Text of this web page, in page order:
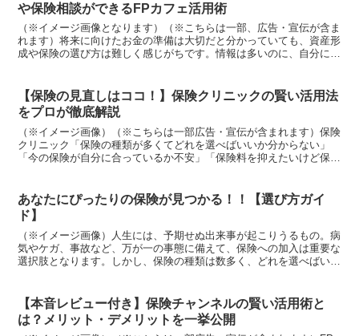
や保険相談ができるFPカフェ活用術
（※イメージ画像となります）（※こちらは一部、広告・宣伝が含ま
れます）将来に向けたお金の準備は大切だと分かっていても、資産形
成や保険の選び方は難しく感じがちです。情報は多いのに、自分に合
【保険の見直しはココ！】保険クリニックの賢い活用法
をプロが徹底解説
（※イメージ画像）（※こちらは一部広告・宣伝が含まれます）保険
クリニック「保険の種類が多くてどれを選べばいいか分からない」
「今の保険が自分に合っているか不安」「保険料を抑えたいけど保障
あなたにぴったりの保険が見つかる！！【選び方ガイ
ド】
（※イメージ画像）人生には、予期せぬ出来事が起こりうるもの。病
気やケガ、事故など、万が一の事態に備えて、保険への加入は重要な
選択肢となります。しかし、保険の種類は数多く、どれを選べばいい
【本音レビュー付き】保険チャンネルの賢い活用術と
は？メリット・デメリットを一挙公開